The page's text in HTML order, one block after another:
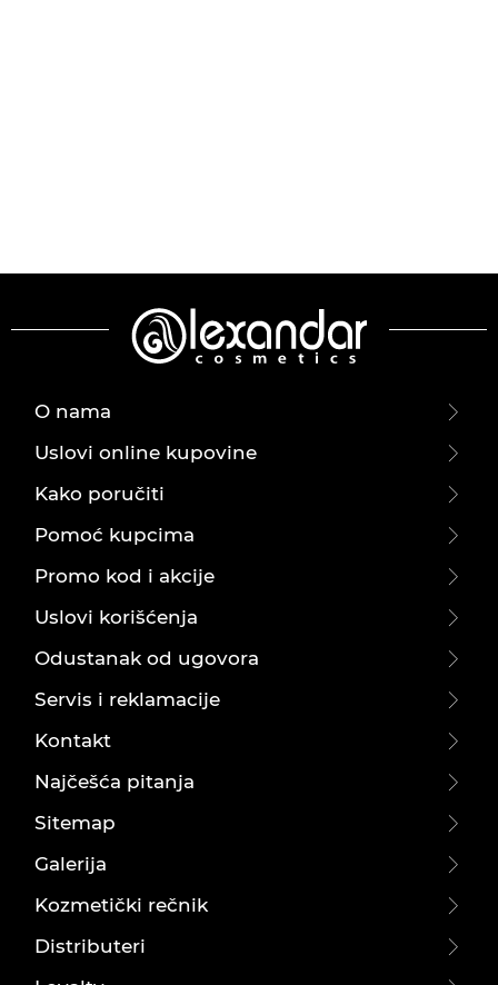
O nama
Uslovi online kupovine
Kako poručiti
Pomoć kupcima
Promo kod i akcije
Uslovi korišćenja
Odustanak od ugovora
Servis i reklamacije
Kontakt
Najčešća pitanja
Sitemap
Galerija
Kozmetički rečnik
Distributeri